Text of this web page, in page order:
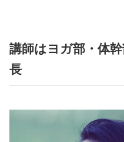
講師はヨガ部・体
長